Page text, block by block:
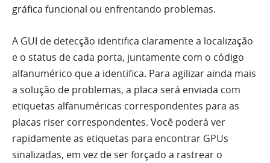
gráfica funcional ou enfrentando problemas.
A GUI de detecção identifica claramente a localização
e o status de cada porta, juntamente com o código
alfanumérico que a identifica. Para agilizar ainda mais
a solução de problemas, a placa será enviada com
etiquetas alfanuméricas correspondentes para as
placas riser correspondentes. Você poderá ver
rapidamente as etiquetas para encontrar GPUs
sinalizadas, em vez de ser forçado a rastrear o